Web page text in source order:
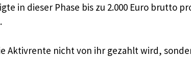
in dieser Phase bis zu 2.000 Euro brutto
Aktivrente nicht von ihr gezahlt wird,